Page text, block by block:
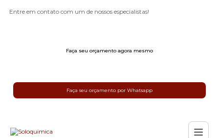
Entre em contato com um de nossos especialistas!
Faça seu orçamento agora mesmo
Faça seu orçamento por Whatsapp